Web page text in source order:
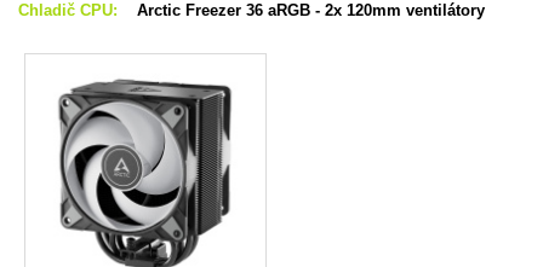
Chladič CPU: Arctic Freezer 36 aRGB - 2x 120mm ventilátory